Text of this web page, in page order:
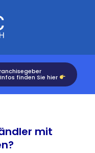
finden Sie hier
mit